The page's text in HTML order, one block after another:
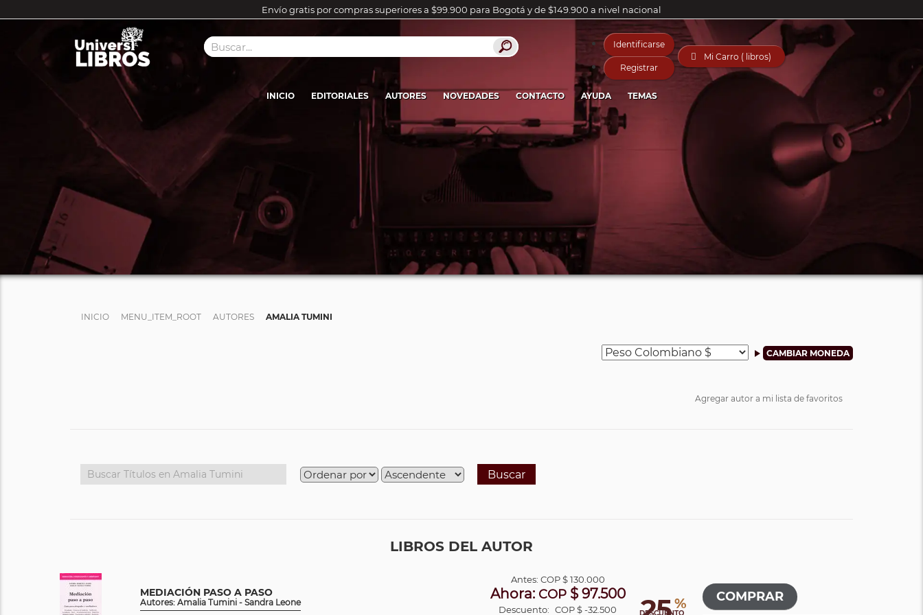
Envío gratis por compras superiores a $99.900 para Bogotá y de $149.900 a nivel nacional
Identificarse
Registrar
 Mi Carro ( libros)
INICIO EDITORIALES AUTORES NOVEDADES CONTACTO AYUDA TEMAS
INICIO MENU_ITEM_ROOT AUTORES AMALIA TUMINI
Agregar autor a mi lista de favoritos
Buscar
LIBROS DEL AUTOR
MEDIACIÓN PASO A PASO
Autores: Amalia Tumini - Sandra Leone %
DESCUENTO
Antes: COP$ 130.000
Ahora: COP$ 97.500
Descuento: COP $ -32.500